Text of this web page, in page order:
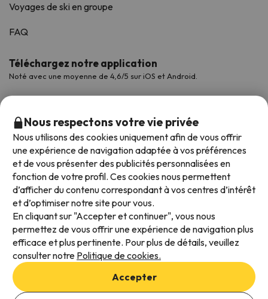
Voyages de ski en groupe
FAQ
Téléchargez notre application
Noté avec une moyenne de 4,6/5 sur iOS et Android.
Modes de paiement disponibles
Conditions générales d'utilisation
Protection des données
Nous respectons votre vie privée
Nous utilisons des cookies uniquement afin de vous offrir
une expérience de navigation adaptée à vos préférences
et de vous présenter des publicités personnalisées en
fonction de votre profil. Ces cookies nous permettent
d’afficher du contenu correspondant à vos centres d’intérêt
et d’optimiser notre site pour vous.
En cliquant sur "Accepter et continuer", vous nous
permettez de vous offrir une expérience de navigation plus
efficace et plus pertinente. Pour plus de détails, veuillez
consulter notre Politique de cookies.
Accepter